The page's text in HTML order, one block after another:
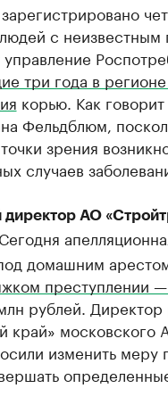
с
управление
три года в
корью. Как
Фельдблюм,
зрения
случаев
директор АО
Сегодня
домашним
преступлении
рублей.
край» московского
изменить меру